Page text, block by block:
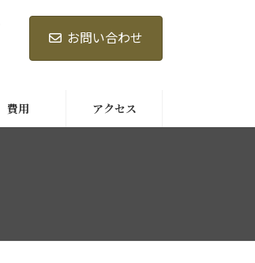
お問い合わせ
費用 アクセス